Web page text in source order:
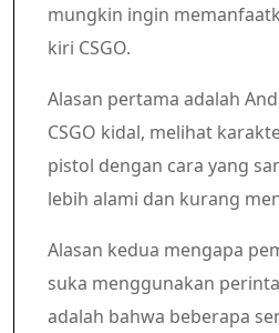
mungkin ingin
kiri CSGO.
Alasan pertama adalah
CSGO kidal, melihat
pistol dengan cara yang
lebih alami dan kurang
Alasan kedua mengapa
suka menggunakan
adalah bahwa beberapa